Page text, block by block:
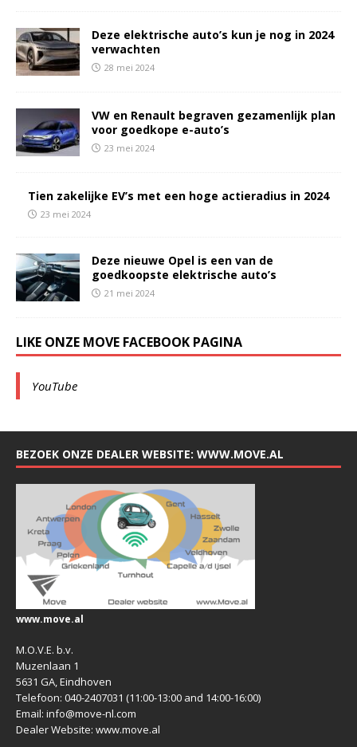
Deze elektrische auto’s kun je nog in 2024
verwachten
28 mei 2024
VW en Renault begraven gezamenlijk plan
voor goedkope e-auto’s
23 mei 2024
Tien zakelijke EV’s met een hoge actieradius in 2024
23 mei 2024
Deze nieuwe Opel is een van de
goedkoopste elektrische auto’s
21 mei 2024
LIKE ONZE MOVE FACEBOOK PAGINA
YouTube
BEZOEK ONZE DEALER WEBSITE: WWW.MOVE.AL
www.move.al
M.O.V.E. b.v.
Muzenlaan 1
5631 GA, Eindhoven
Telefoon: 040-2407031 (11:00-13:00 and 14:00-16:00)
Email: info@move-nl.com
Dealer Website: www.move.al